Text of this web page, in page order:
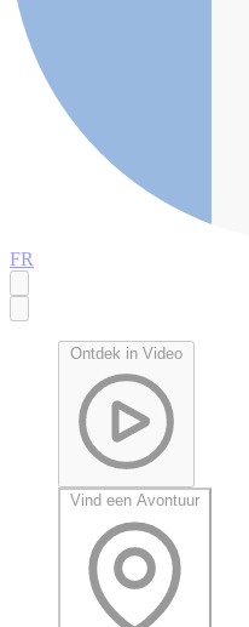
FR
Ontdek in Video
Vind een Avontuur